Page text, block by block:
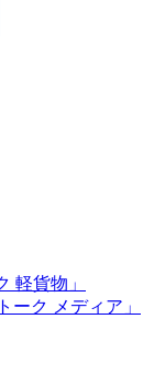
軽貨物」
ーク メディア」